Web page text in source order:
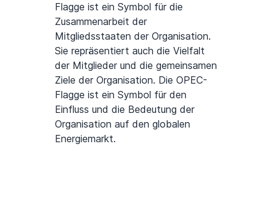
Flagge ist ein Symbol für die
Zusammenarbeit der
Mitgliedsstaaten der Organisation.
Sie repräsentiert auch die Vielfalt
der Mitglieder und die gemeinsamen
Ziele der Organisation. Die OPEC-
Flagge ist ein Symbol für den
Einfluss und die Bedeutung der
Organisation auf den globalen
Energiemarkt.